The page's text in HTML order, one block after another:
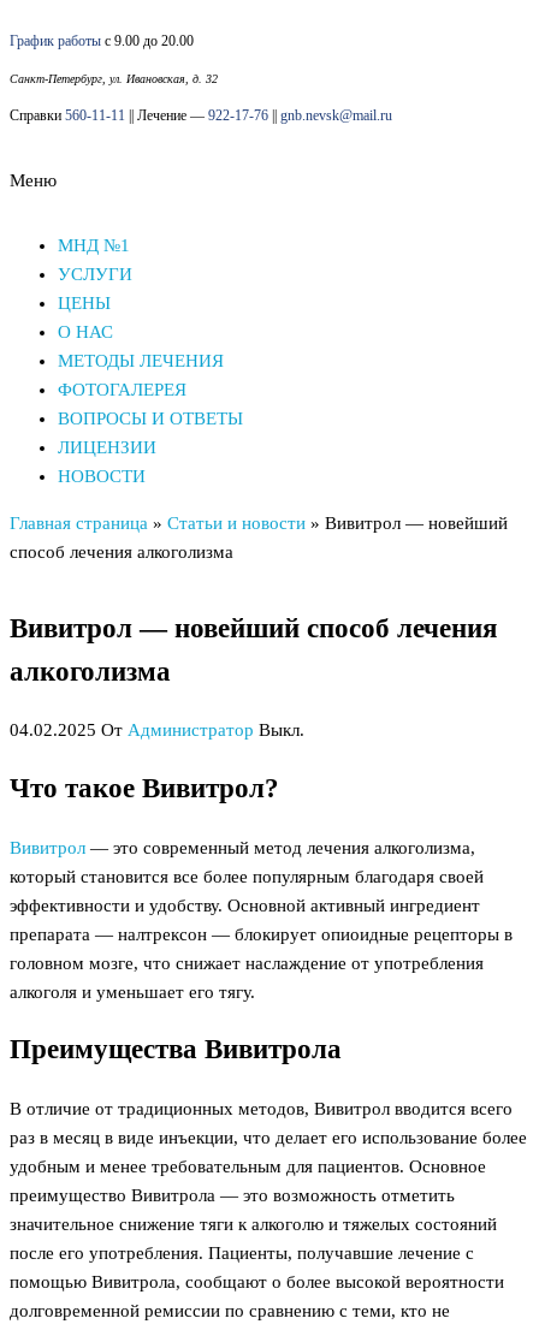
к
содержимому
График работы с 9.00 до 20.00
Санкт-Петербург, ул. Ивановская, д. 32
Справки 560-11-11 || Лечение — 922-17-76 gnb.nevsk@mail.ru
Меню
МНД №1
УСЛУГИ
ЦЕНЫ
О НАС
МЕТОДЫ ЛЕЧЕНИЯ
ФОТОГАЛЕРЕЯ
ВОПРОСЫ И ОТВЕТЫ
ЛИЦЕНЗИИ
НОВОСТИ
Главная страница » Статьи и новости » Вивитрол — новейший
способ лечения алкоголизма
Вивитрол — новейший способ лечения
алкоголизма
04.02.2025 От Администратор Выкл.
Что такое Вивитрол?
Вивитрол — это современный метод лечения алкоголизма,
который становится все более популярным благодаря своей
эффективности и удобству. Основной активный ингредиент
препарата — налтрексон — блокирует опиоидные рецепторы в
головном мозге, что снижает наслаждение от употребления
алкоголя и уменьшает его тягу.
Преимущества Вивитрола
В отличие от традиционных методов, Вивитрол вводится всего
раз в месяц в виде инъекции, что делает его использование более
удобным и менее требовательным для пациентов. Основное
преимущество Вивитрола — это возможность отметить
значительное снижение тяги к алкоголю и тяжелых состояний
после его употребления. Пациенты, получавшие лечение с
помощью Вивитрола, сообщают о более высокой вероятности
долговременной ремиссии по сравнению с теми, кто не